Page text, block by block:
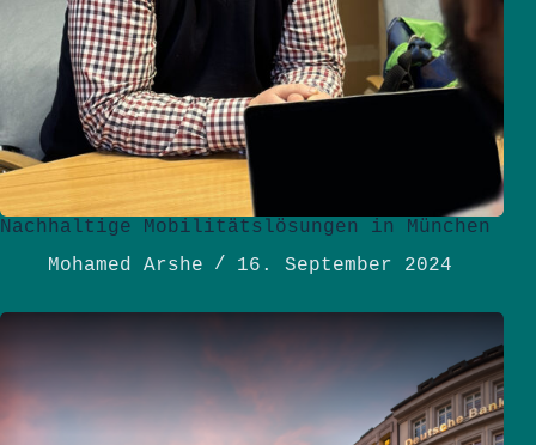
Nachhaltige Mobilitätslösungen in München
Mohamed Arshe
16. September 2024